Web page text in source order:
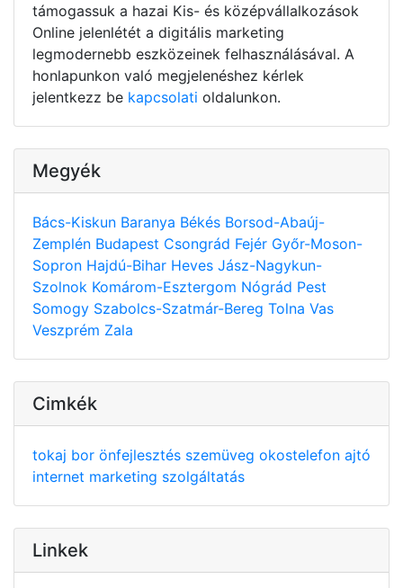
támogassuk a hazai Kis- és középvállalkozások
Online jelenlétét a digitális marketing
legmodernebb eszközeinek felhasználásával. A
honlapunkon való megjelenéshez kérlek
jelentkezz be kapcsolati oldalunkon.
Megyék
Bács-Kiskun Baranya Békés Borsod-Abaúj-
Zemplén Budapest Csongrád Fejér Győr-Moson-
Sopron Hajdú-Bihar Heves Jász-Nagykun-
Szolnok Komárom-Esztergom Nógrád Pest
Somogy Szabolcs-Szatmár-Bereg Tolna Vas
Veszprém Zala
Cimkék
tokaj bor önfejlesztés szemüveg okostelefon ajtó
internet marketing szolgáltatás
Linkek